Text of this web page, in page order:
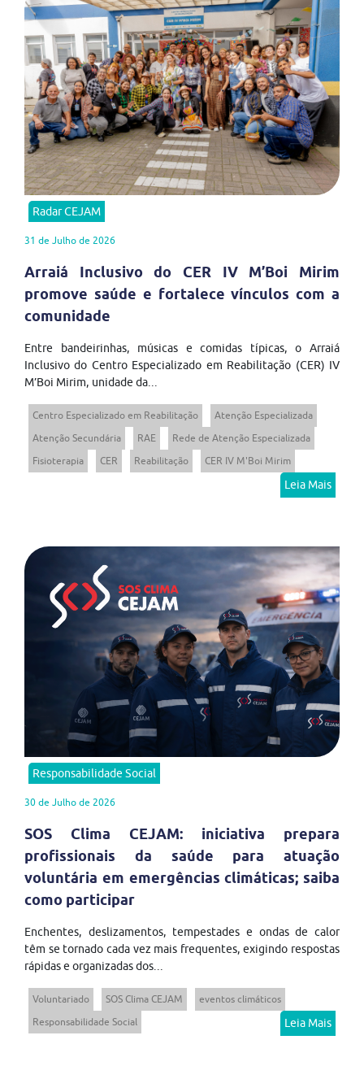
Radar CEJAM
31 de Julho de 2026
Arraiá Inclusivo do CER IV M’Boi Mirim
promove saúde e fortalece vínculos com a
comunidade
Entre bandeirinhas, músicas e comidas típicas, o Arraiá
Inclusivo do Centro Especializado em Reabilitação (CER) IV
M’Boi Mirim, unidade da...
Centro Especializado em Reabilitação
Atenção Especializada
Atenção Secundária
RAE
Rede de Atenção Especializada
Fisioterapia
CER Reabilitação CER IV M'Boi Mirim
Leia Mais
Responsabilidade Social
30 de Julho de 2026
SOS Clima CEJAM: iniciativa prepara
profissionais da saúde para atuação
voluntária em emergências climáticas; saiba
como participar
Enchentes, deslizamentos, tempestades e ondas de calor
têm se tornado cada vez mais frequentes, exigindo respostas
rápidas e organizadas dos...
Voluntariado SOS Clima CEJAM
eventos climáticos
Responsabilidade Social
Leia Mais